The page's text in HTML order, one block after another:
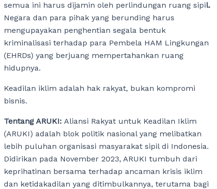
semua ini harus dijamin oleh perlindungan ruang sipil.
Negara dan para pihak yang berunding harus
mengupayakan penghentian segala bentuk
kriminalisasi terhadap para Pembela HAM Lingkungan
(EHRDs) yang berjuang mempertahankan ruang
hidupnya.
Keadilan iklim adalah hak rakyat, bukan kompromi
bisnis.
Tentang ARUKI: Aliansi Rakyat untuk Keadilan Iklim
(ARUKI) adalah blok politik nasional yang melibatkan
lebih puluhan organisasi masyarakat sipil di Indonesia.
Didirikan pada November 2023, ARUKI tumbuh dari
keprihatinan bersama terhadap ancaman krisis iklim
dan ketidakadilan yang ditimbulkannya, terutama bagi